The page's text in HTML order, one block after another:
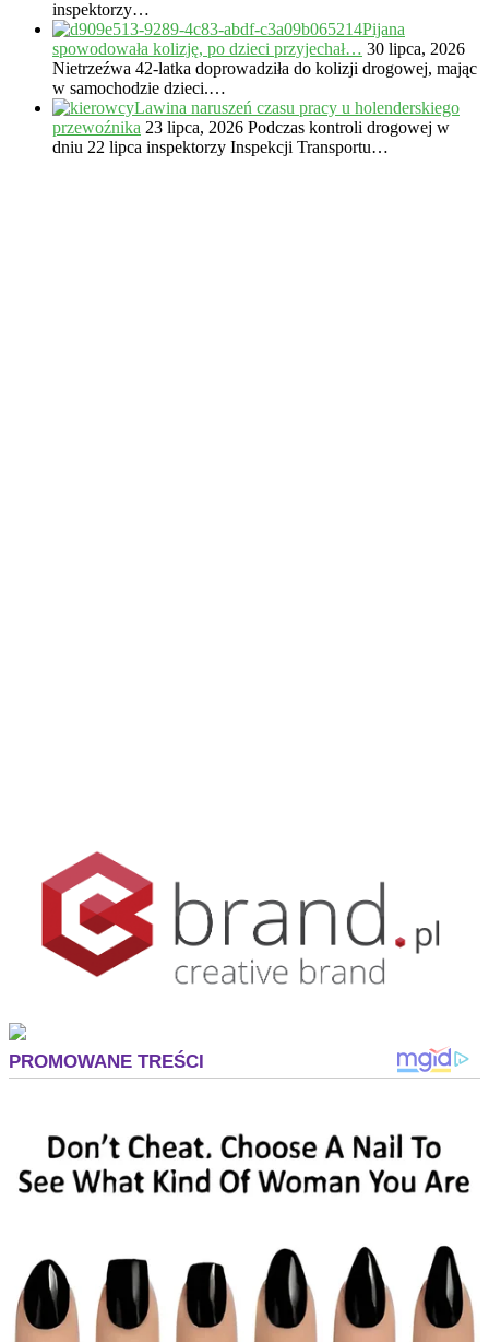
inspektorzy…
Pijana
spowodowała kolizję, po dzieci przyjechał… 30 lipca, 2026
Nietrzeźwa 42-latka doprowadziła do kolizji drogowej, mając
w samochodzie dzieci.…
Lawina naruszeń czasu pracy u holenderskiego
przewoźnika 23 lipca, 2026 Podczas kontroli drogowej w
dniu 22 lipca inspektorzy Inspekcji Transportu…